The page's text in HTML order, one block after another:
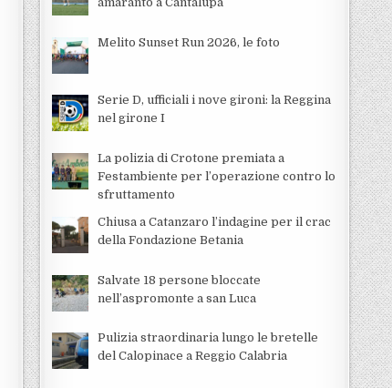
Melito Sunset Run 2026, le foto
Serie D, ufficiali i nove gironi: la Reggina
nel girone I
La polizia di Crotone premiata a
Festambiente per l’operazione contro lo
sfruttamento
Chiusa a Catanzaro l’indagine per il crac
della Fondazione Betania
Salvate 18 persone bloccate
nell’aspromonte a san Luca
Pulizia straordinaria lungo le bretelle
del Calopinace a Reggio Calabria